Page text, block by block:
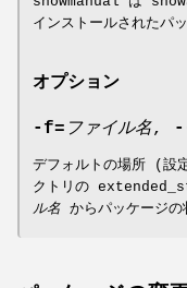
インストールされたパ
オプション
-f= ファイル名,
デフォルトの場所 (
クトリの
ル名 からパッケージの